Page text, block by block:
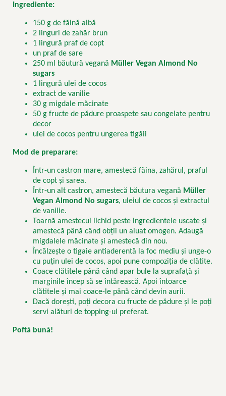
Ingrediente:
150 g de făină albă
2 linguri de zahăr brun
1 lingură praf de copt
un praf de sare
250 ml băutură vegană Mü ller Vegan Almond No
sugars
1 lingură ulei de cocos
extract de vanilie
30 g migdale măcinate
50 g fructe de pădure proaspete sau congelate pentru
decor
ulei de cocos pentru ungerea tigăii
Mod de preparare:
Într-un castron mare, amestecă făina, zahărul, praful
de copt și sarea.
Într-un alt castron, amestecă băutura vegană Mü ller
Vegan Almond No sugars, uleiul de cocos și extractul
de vanilie.
Toarnă amestecul lichid peste ingredientele uscate și
amestecă până când obții un aluat omogen. Adaugă
migdalele măcinate și amestecă din nou.
Încălzește o tigaie antiaderentă la foc mediu și unge-o
cu puțin ulei de cocos, apoi pune compoziția de clătite.
Coace clătitele până când apar bule la suprafață și
marginile încep să se întărească. Apoi întoarce
clătitele și mai coace-le până când devin aurii.
Dacă dorești, poți decora cu fructe de pădure și le poți
servi alături de topping-ul preferat.
Poftă bună!